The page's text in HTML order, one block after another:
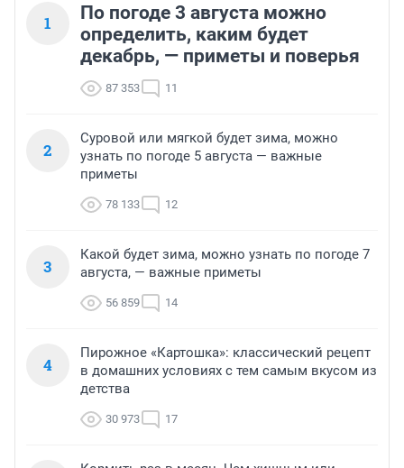
1
По погоде 3 августа можно
определить, каким будет
декабрь, — приметы и поверья
87 353 11
2
Суровой или мягкой будет зима, можно
узнать по погоде 5 августа — важные
приметы
78 133 12
3
Какой будет зима, можно узнать по погоде 7
августа, — важные приметы
56 859 14
4
Пирожное «Картошка»: классический рецепт
в домашних условиях с тем самым вкусом из
детства
30 973 17